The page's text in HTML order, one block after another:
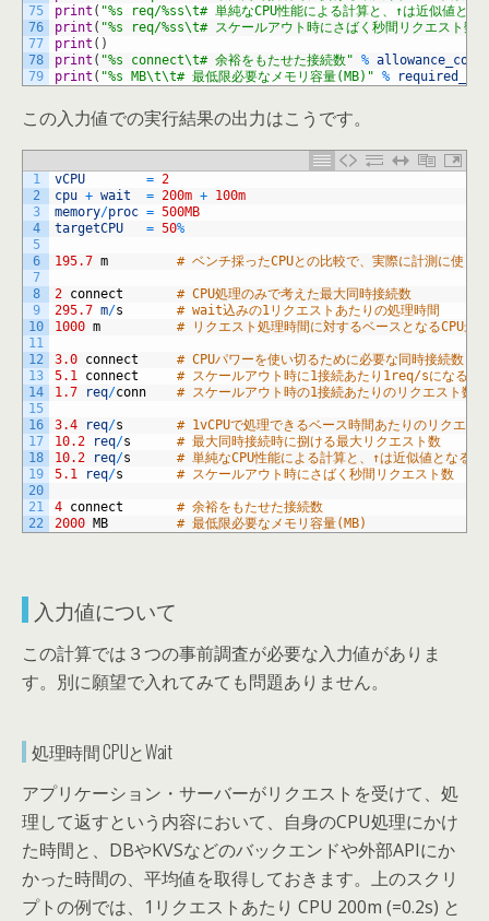
75
76
77
78
79
print ( "%s req/%ss\t# 単純なCPU性能による計算と、↑は近似値とな
print ( "%s req/%ss\t# スケールアウト時にさばく秒間リクエスト数"
print ( )
print ( "%s connect\t# 余裕をもたせた接続数" % allowance_conn
print ( "%s MB\t\t# 最低限必要なメモリ容量(MB)" %
この入力値での実行結果の出力はこうです。
1
2
3
4
5
6
7
8
9
10
11
12
13
14
15
16
17
18
19
20
21
22
vCPU = 2
cpu + wait = 200m + 100m
memory/proc = 500MB
targetCPU
= 50%
195.7 m # ベンチ採ったCPUとの比較で、実際に計測に使う
2 connect
# CPU処理のみで考えた最大同時接続数
295.7 m/s
# wait込みの1リクエストあたりの処理時間
1000 m # リクエスト処理時間に対するベースとなるCPU最
3.0 connect
# CPUパワーを使い切るために必要な同時接続数
5.1 connect
# スケールアウト時に1接続あたり1req/sになる接
1.7
req/conn # スケールアウト時の1接続あたりのリクエスト数
3.4 req/s
# 1vCPUで処理できるベース時間あたりのリクエス
10.2
req/s
# 最大同時接続時に捌ける最大リクエスト数
10.2
req/s
# 単純なCPU性能による計算と、↑は近似値となるす
5.1
req/s # スケールアウト時にさばく秒間リクエスト数
4 connect
# 余裕をもたせた接続数
2000 MB # 最低限必要なメモリ容量(MB)
入力値について
この計算では３つの事前調査が必要な入力値がありま
す。別に願望で入れてみても問題ありません。
処理時間 CPUとWait
アプリケーション・サーバーがリクエストを受けて、処
理して返すという内容において、自身のCPU処理にかけ
た時間と、DBやKVSなどのバックエンドや外部APIにか
かった時間の、平均値を取得しておきます。上のスクリ
プトの例では、1リクエストあたり CPU 200m (=0.2s) と